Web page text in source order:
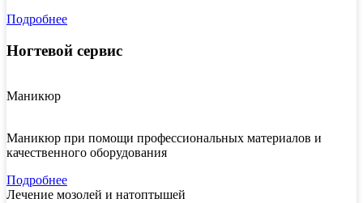
Подробнее
Ногтевой сервис
Маникюр
Маникюр при помощи профессиональных материалов и
качественного оборудования
Подробнее
Лечение мозолей и натоптышей